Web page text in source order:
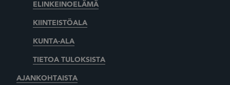
ELINKEINOELÄMÄ
KIINTEISTÖALA
KUNTA-ALA
TIETOA TULOKSISTA
AJANKOHTAISTA